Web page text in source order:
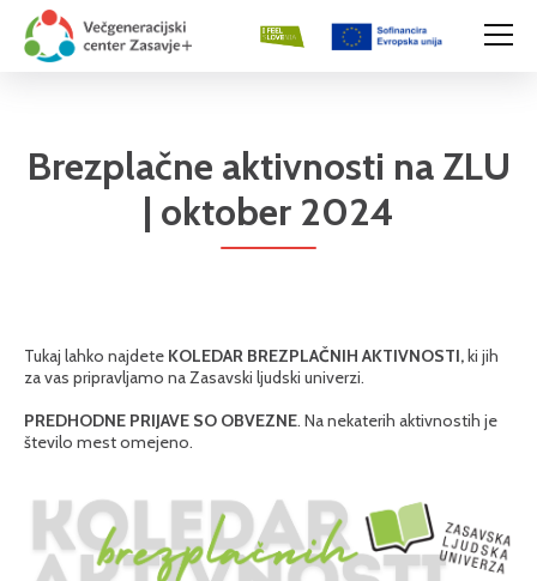
Brezplačne aktivnosti na ZLU
| oktober 2024
Tukaj lahko najdete KOLEDAR BREZPLAČNIH AKTIVNOSTI,ki jih
za vas pripravljamo na Zasavski ljudski univerzi.
PREDHODNE PRIJAVE SO OBVEZNE. Na nekaterih aktivnostih je
število mest omejeno.